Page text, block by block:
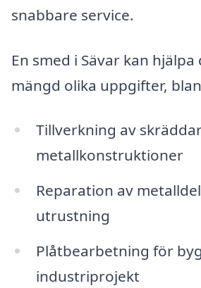
snabbare service.
En smed i Sävar kan
mängd olika uppgifter,
Tillverkning av
metallkonstruktioner
Reparation av
utrustning
Plåtbearbetning för
industriprojekt